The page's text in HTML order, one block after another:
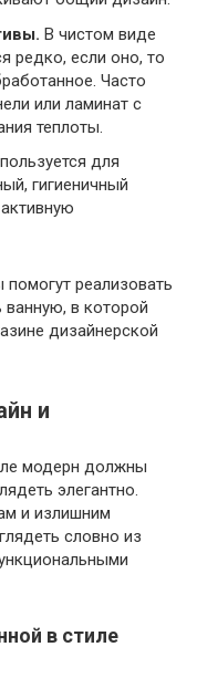
В чистом виде
редко, если оно, то
Часто
или ламинат с
теплоты.
для
гигиеничный
реализовать
в которой
дизайнерской
и
модерн должны
элегантно.
и излишним
словно из
в стиле